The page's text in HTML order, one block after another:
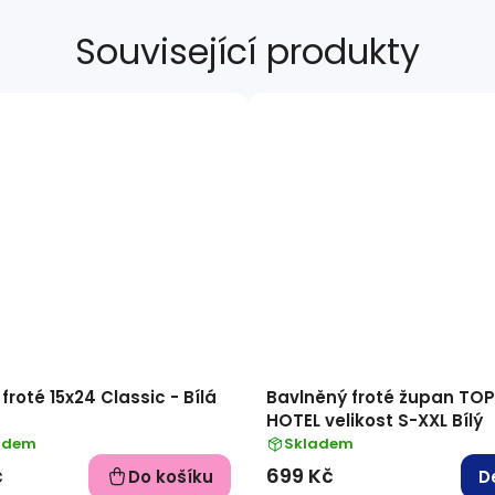
Související produkty
15x24 Classic - Bílá
Do košíku
Bavlněný froté župan TOP
HOTEL velikost S-XXL Bílý
Skladem
699 Kč